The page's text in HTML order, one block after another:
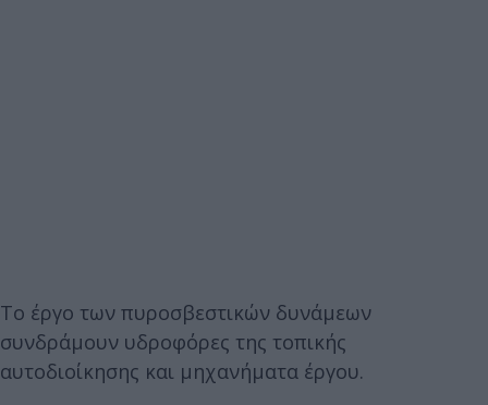
Το έργο των πυροσβεστικών δυνάμεων
συνδράμουν υδροφόρες της τοπικής
αυτοδιοίκησης και μηχανήματα έργου.